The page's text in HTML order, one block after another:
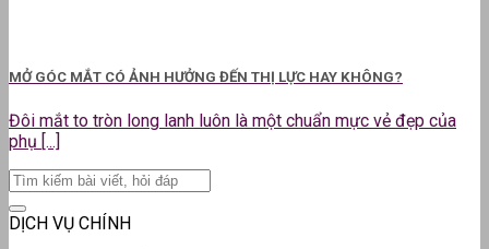
MỞ GÓC MẮT CÓ ẢNH HƯỞNG ĐẾN THỊ LỰC HAY KHÔNG?
Đôi mắt to tròn long lanh luôn là một chuẩn mực vẻ đẹp của
phụ [...]
DỊCH VỤ CHÍNH